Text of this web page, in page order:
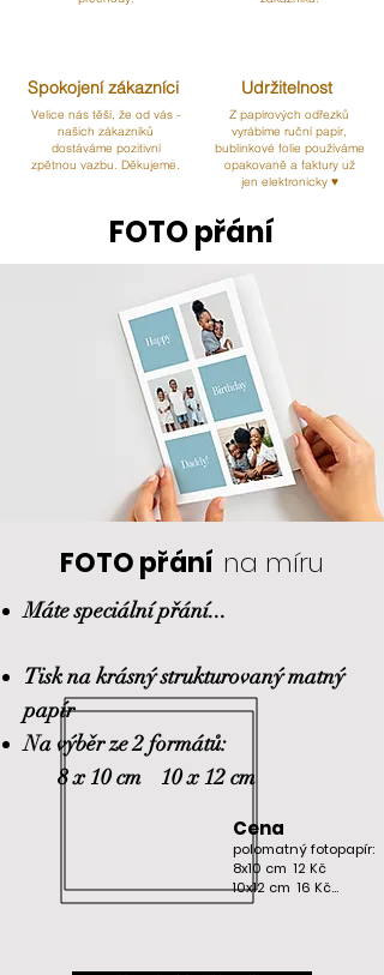
Spokojení zákazníci
Velice nás těší, že od vás -
našich zákazníků
dostáváme pozitivní
zpětnou vazbu. Děkujeme.
Udržitelnost
Z papírových odřezků
vyrábíme ruční papír,
bublinkové folie používáme
opakovaně a faktury už
jen elektronicky ♥
FOTO přání
FOTO přání na míru
Máte speciální přání...
Tisk na krásný strukturovaný matný
papír
Na výběr ze 2 formátů:
8 x 10 cm 10 x 12 cm
Cena
polomatný fotopapír:
8x10 cm  12 Kč
10x12 cm  16 Kč